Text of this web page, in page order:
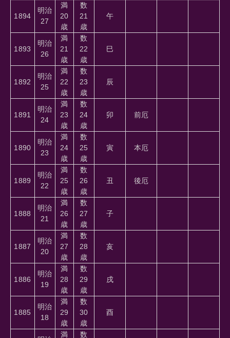
1894
明治
27
満
20
歳
数
21
歳
午
1893
明治
26
満
21
歳
数
22
歳
巳
1892
明治
25
満
22
歳
数
23
歳
辰
1891
明治
24
満
23
歳
数
24
歳
卯 前厄
1890
明治
23
満
24
歳
数
25
歳
寅 本厄
1889
明治
22
満
25
歳
数
26
歳
丑 後厄
1888
明治
21
満
26
歳
数
27
歳
子
1887
明治
20
満
27
歳
数
28
歳
亥
1886
明治
19
満
28
歳
数
29
歳
戌
1885
明治
18
満
29
歳
数
30
歳
酉
満
数